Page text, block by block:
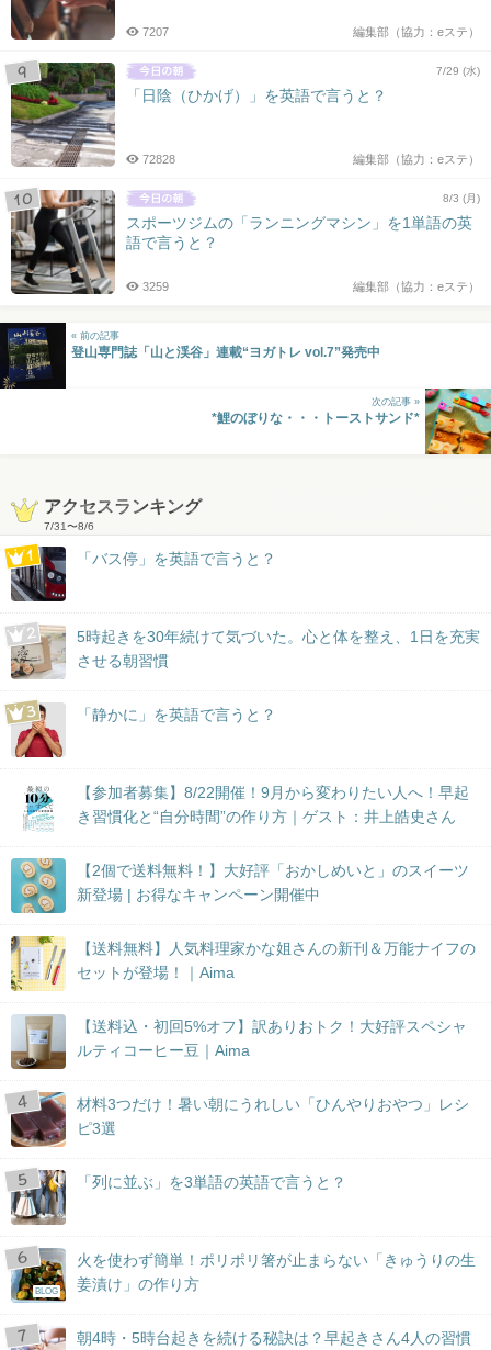
編集部（協力：eステ）
7207
7/29 (水)
「日陰（ひかげ）」を英語で言うと？
編集部（協力：eステ）
72828
8/3 (月)
スポーツジムの「ランニングマシン」を1単語の英
語で言うと？
編集部（協力：eステ）
3259
« 前の記事
登山専門誌「山と渓谷」連載“ヨガトレ vol.7”発売中
次の記事 »
*鯉のぼりな・・・トーストサンド*
アクセスランキング
7/31〜8/6
「バス停」を英語で言うと？
5時起きを30年続けて気づいた。心と体を整え、1日を充実
させる朝習慣
「静かに」を英語で言うと？
【参加者募集】8/22開催！9月から変わりたい人へ！早起
き習慣化と“自分時間”の作り方｜ゲスト：井上皓史さん
【2個で送料無料！】大好評「おかしめいと」のスイーツ
新登場 | お得なキャンペーン開催中
【送料無料】人気料理家かな姐さんの新刊＆万能ナイフの
セットが登場！｜Aima
【送料込・初回5%オフ】訳ありおトク！大好評スペシャ
ルティコーヒー豆｜Aima
材料3つだけ！暑い朝にうれしい「ひんやりおやつ」レシ
ピ3選
「列に並ぶ」を3単語の英語で言うと？
BLOG
火を使わず簡単！ポリポリ箸が止まらない「きゅうりの生
姜漬け」の作り方
朝4時・5時台起きを続ける秘訣は？早起きさん4人の習慣